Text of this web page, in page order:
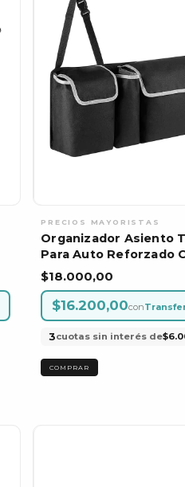
Organizador Asiento
Para Auto Reforzado
$18.000,00
$16.200,00con
3cuotas sin interés de